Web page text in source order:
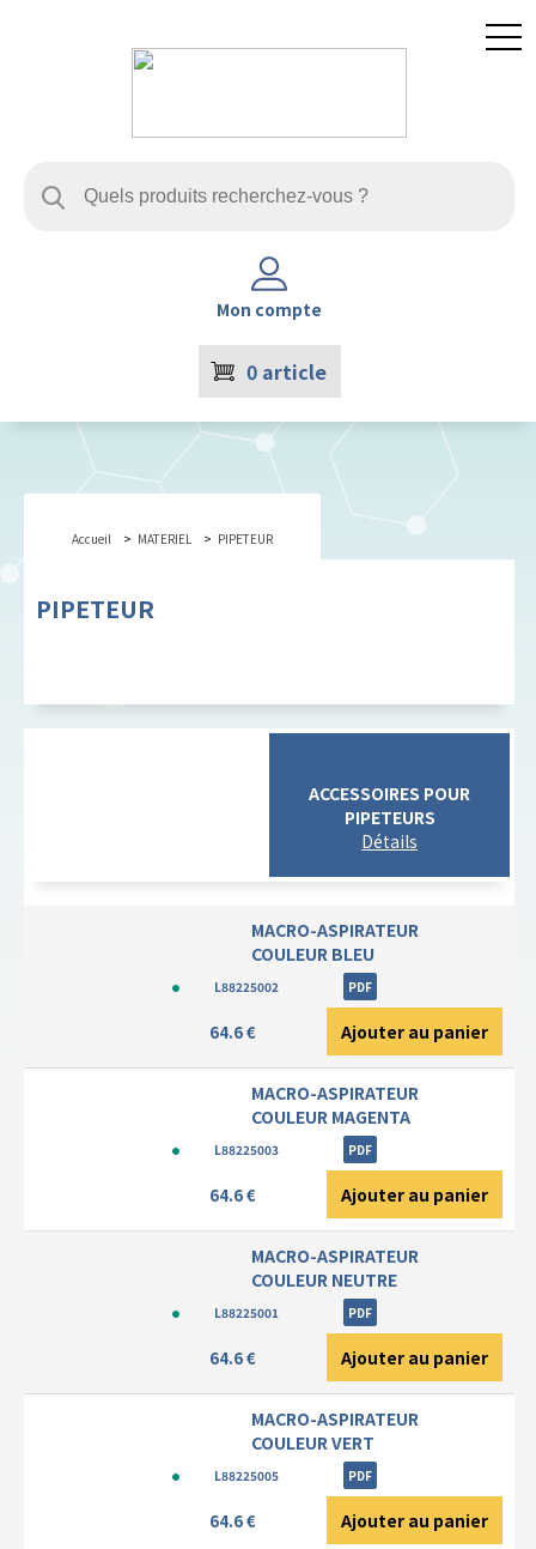
Mon compte
0 article
Accueil MATERIEL PIPETEUR
PIPETEUR
ACCESSOIRES POUR
PIPETEURS
MACRO-ASPIRATEUR
COULEUR BLEU
L88225002 PDF
64.6 € Ajouter au panier
MACRO-ASPIRATEUR
COULEUR MAGENTA
L88225003 PDF
64.6 € Ajouter au panier
MACRO-ASPIRATEUR
COULEUR NEUTRE
L88225001 PDF
64.6 € Ajouter au panier
MACRO-ASPIRATEUR
COULEUR VERT
L88225005 PDF
64.6 € Ajouter au panier